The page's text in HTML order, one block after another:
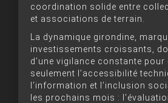
coordination solide entre
et associations de terrain.
La dynamique girondine,
investissements croissants,
d’une vigilance constante
seulement l’accessibilité
l’information et l’inclusion
les prochains mois :